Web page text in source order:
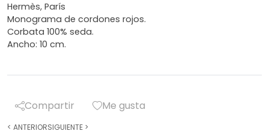
Hermès, París
Monograma de cordones rojos.
Corbata 100% seda.
Ancho: 10 cm.
Compartir Me gusta
< ANTERIORSIGUIENTE >